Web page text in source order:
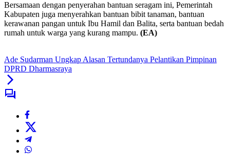
Bersamaan dengan penyerahan bantuan seragam ini, Pemerintah
Kabupaten juga menyerahkan bantuan bibit tanaman, bantuan
kerawanan pangan untuk Ibu Hamil dan Balita, serta bantuan bedah
rumah untuk warga yang kurang mampu. (EA)
Ade Sudarman Ungkap Alasan Tertundanya Pelantikan Pimpinan
DPRD Dharmasraya